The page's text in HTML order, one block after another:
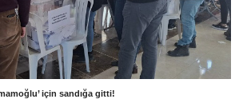
için sandığa gitti!